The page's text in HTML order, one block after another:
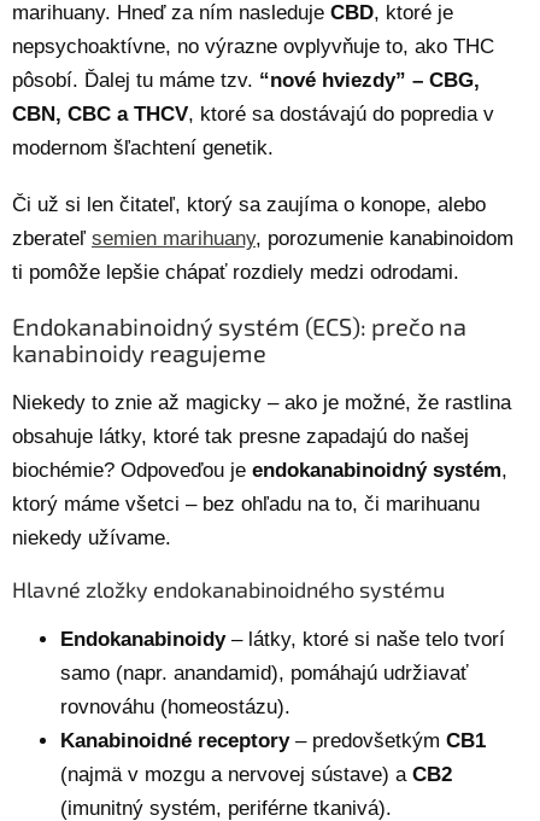
marihuany. Hneď za ním nasleduje CBD, ktoré je
nepsychoaktívne, no výrazne ovplyvňuje to, ako THC
pôsobí. Ďalej tu máme tzv. “nové hviezdy” – CBG,
CBN, CBC a THCV, ktoré sa dostávajú do popredia v
modernom šľachtení genetik.
Či už si len čitateľ, ktorý sa zaujíma o konope, alebo
zberateľ semien marihuany, porozumenie kanabinoidom
ti pomôže lepšie chápať rozdiely medzi odrodami.
Endokanabinoidný systém (ECS): prečo na
kanabinoidy reagujeme
Niekedy to znie až magicky – ako je možné, že rastlina
obsahuje látky, ktoré tak presne zapadajú do našej
biochémie? Odpoveďou je endokanabinoidný systém,
ktorý máme všetci – bez ohľadu na to, či marihuanu
niekedy užívame.
Hlavné zložky endokanabinoidného systému
Endokanabinoidy– látky, ktoré si naše telo tvorí
samo (napr. anandamid), pomáhajú udržiavať
rovnováhu (homeostázu).
Kanabinoidné receptory– predovšetkým CB1
(najmä v mozgu a nervovej sústave) a CB2
(imunitný systém, periférne tkanivá).